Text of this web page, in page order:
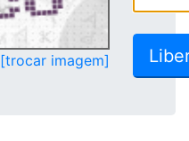
[trocar imagem]